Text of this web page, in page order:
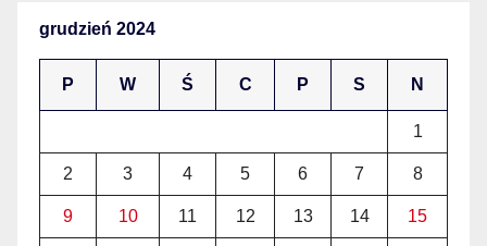
grudzień 2024
P W Ś C P S N
1
2 3 4 5 6 7 8
9 10 11 12 13 14 15